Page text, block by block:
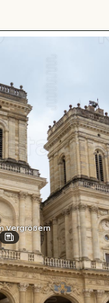
Vergrößern